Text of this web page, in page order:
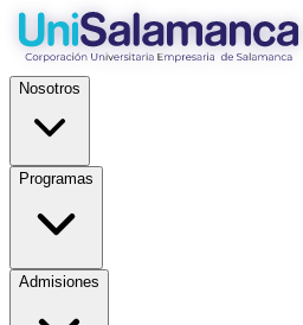
Nosotros
Programas
Admisiones